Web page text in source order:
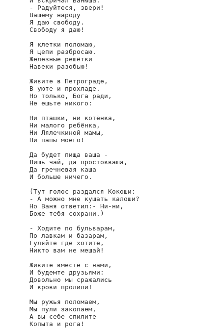
- Радуйтеся, звери!
Вашему народу
Я даю свободу.
Свободу я даю!
Я клетки поломаю,
Я цепи разбросаю.
Железные решётки
Навеки разобью!
Живите в Петрограде,
В уюте и прохладе.
Но только, Бога ради,
Не ешьте никого:
Ни пташки, ни котёнка,
Ни малого ребёнка,
Ни Лялечкиной мамы,
Ни папы моего!
Да будет пища ваша -
Лишь чай, да простокваша,
Да гречневая каша
И больше ничего.
(Тут голос раздался Кокоши:
- А можно мне кушать калоши?
Но Ваня ответил:- Ни-ни,
Боже тебя сохрани.)
- Ходите по бульварам,
По лавкам и базарам,
Гуляйте где хотите,
Никто вам не мешай!
Живите вместе с нами,
И будемте друзьями:
Довольно мы сражались
И крови пролили!
Мы ружья поломаем,
Мы пули закопаем,
А вы себе спилите
Копыта и рога!